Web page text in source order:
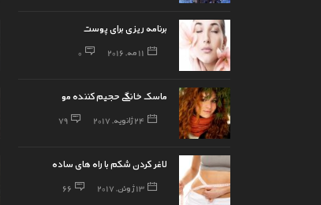
برنامه ریزی برای پوست
11 مه, 2016 0
ماسک خانگی حجیم کننده مو
24 ژانویه, 2017 79
لاغر کردن شکم با راه های ساده
13 ژوئن, 2017 66